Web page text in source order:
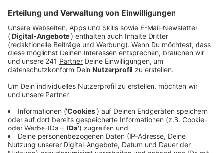
Anzeige
Rohbau in Manfort steht
Der Bau steht – das ist der Stand bei der geplanten
Moschee in Manfort. Aber aktuell seien die
Haustechniker dabei, zum Beispiel die Stromleitungen
zu verlegen. Bis sie tatsächlich auch als Gemeindehaus